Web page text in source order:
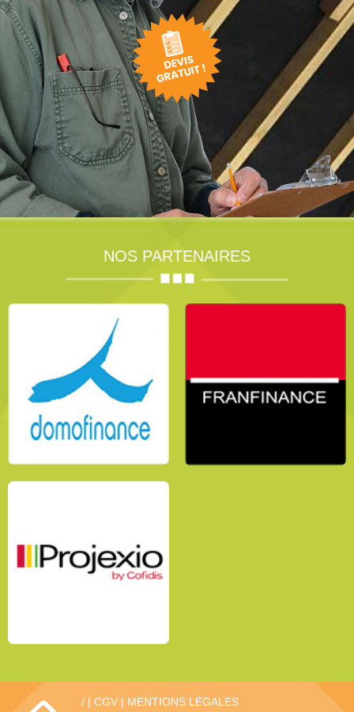
NOS PARTENAIRES
/ | CGV | MENTIONS LÉGALES